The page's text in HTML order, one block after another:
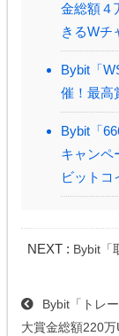
金総額４
きるWチ
Bybit「
催！最高
Bybit「
キャンペ
ビットコ
NEXT : Bybit「
Bybit「トレ
大賞金総額220